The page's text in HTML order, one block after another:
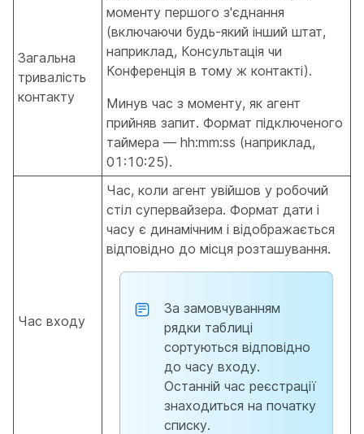
Загальна
тривалість
контакту
моменту першого з'єднання
(включаючи будь-який інший штат,
наприклад, Консультація чи
Конференція в тому ж контакті).
Минув час з моменту, як агент
прийняв запит. Формат підключеного
таймера — hh:mm:ss (наприклад,
01:10:25).
Час входу
Час, коли агент увійшов у робочий
стіл супервайзера. Формат дати і
часу є динамічним і відображається
відповідно до місця розташування.
За замовчуванням
рядки таблиці
сортуються відповідно
до часу входу.
Останній час реєстрації
знаходиться на початку
списку.